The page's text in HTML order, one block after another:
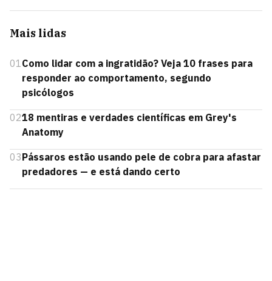
Mais lidas
01 Como lidar com a ingratidão? Veja 10 frases para
responder ao comportamento, segundo
psicólogos
0218 mentiras e verdades científicas em Grey's
Anatomy
03Pássaros estão usando pele de cobra para afastar
predadores — e está dando certo